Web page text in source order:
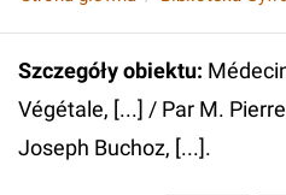
Szczegóły obiektu:
Végétale, [...] / Par M. Pierre
Joseph Buchoz, [...].